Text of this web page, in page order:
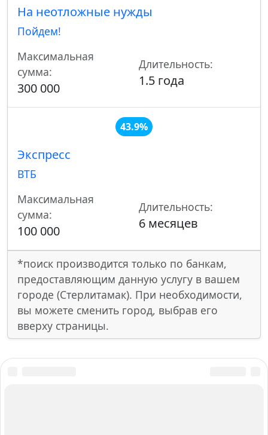
На неотложные нужды
Пойдем!
Максимальная
сумма:
300 000
Длительность:
1.5 года
43.9%
Экспресс
ВТБ
Максимальная
сумма:
100 000
Длительность:
6 месяцев
*поиск производится только по банкам,
предоставляющим данную услугу в вашем
городе (Стерлитамак). При необходимости,
вы можете сменить город, выбрав его
вверху страницы.